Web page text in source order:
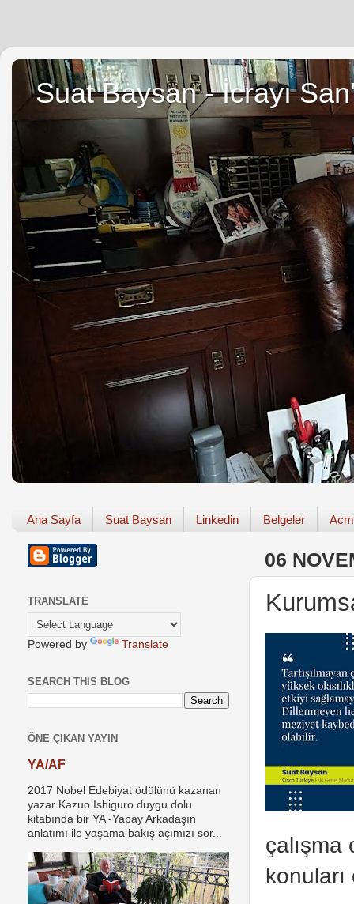
Suat Baysan - İcrayı
Ana Sayfa Suat Baysan Linkedin Belgeler
06
çalışma
konuları
TRANSLATE
Powered by Translate
SEARCH THIS BLOG
ÖNE ÇIKAN YAYIN
YA/AF
2017 Nobel Edebiyat ödülünü kazanan
yazar Kazuo Ishiguro duygu dolu
kitabında bir YA -Yapay Arkadaşın
anlatımı ile yaşama bakış açımızı sor...